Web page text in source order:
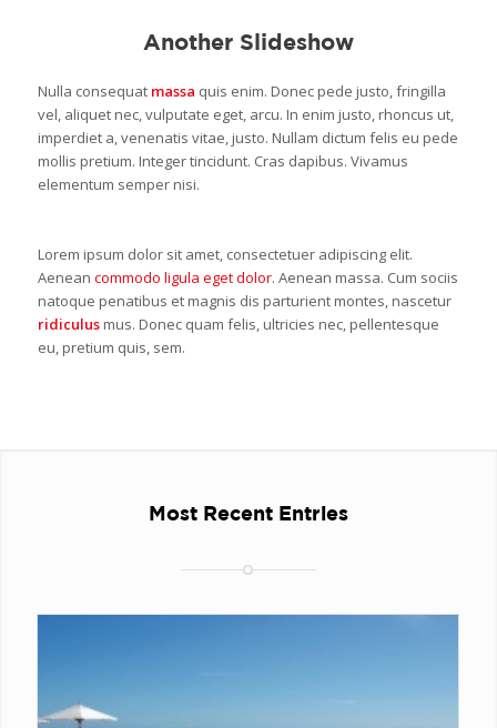
Another Slideshow
Nulla consequat massa quis enim. Donec pede justo, fringilla
vel, aliquet nec, vulputate eget, arcu. In enim justo, rhoncus ut,
imperdiet a, venenatis vitae, justo. Nullam dictum felis eu pede
mollis pretium. Integer tincidunt. Cras dapibus. Vivamus
elementum semper nisi.
Lorem ipsum dolor sit amet, consectetuer adipiscing elit.
Aenean commodo ligula eget dolor. Aenean massa. Cum sociis
natoque penatibus et magnis dis parturient montes, nascetur
ridiculusmus. Donec quam felis, ultricies nec, pellentesque
eu, pretium quis, sem.
Most Recent Entries